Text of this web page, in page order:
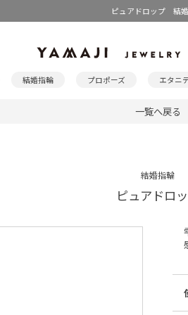
ピュアドロップ 結
結婚指輪 プロポーズ エタニ
一覧へ戻る
結婚指輪
ピュアドロ